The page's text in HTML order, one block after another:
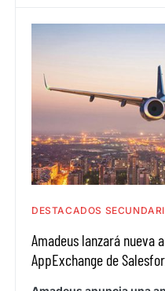
DESTACADOS
Amadeus lanzará nueva
AppExchange de